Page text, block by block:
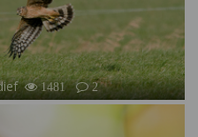
1481 2